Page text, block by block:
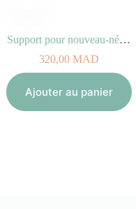
Support pour nouveau-né STOKKE FLEXI BATH
320,00MAD
Ajouter au panier